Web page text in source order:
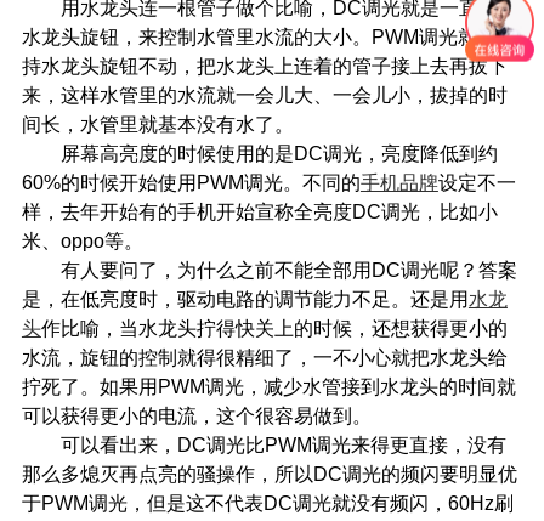
用水龙头连一根管子做个比喻，DC调光就是一直调节
水龙头旋钮，来控制水管里水流的大小。PWM调光就是保
持水龙头旋钮不动，把水龙头上连着的管子接上去再拔下
来，这样水管里的水流就一会儿大、一会儿小，拔掉的时
间长，水管里就基本没有水了。
屏幕高亮度的时候使用的是DC调光，亮度降低到约
60%的时候开始使用PWM调光。不同的手机品牌设定不一
样，去年开始有的手机开始宣称全亮度DC调光，比如小
米、oppo等。
有人要问了，为什么之前不能全部用DC调光呢？答案
是，在低亮度时，驱动电路的调节能力不足。还是用 水龙
头作比喻，当水龙头拧得快关上的时候，还想获得更小的
水流，旋钮的控制就得很精细了，一不小心就把水龙头给
拧死了。如果用PWM调光，减少水管接到水龙头的时间就
可以获得更小的电流，这个很容易做到。
可以看出来，DC调光比PWM调光来得更直接，没有
那么多熄灭再点亮的骚操作，所以DC调光的频闪要明显优
于PWM调光，但是这不代表DC调光就没有频闪，60Hz刷